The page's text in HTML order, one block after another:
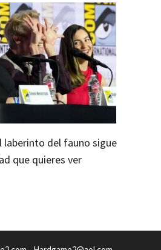
laberinto del fauno sigue
que quieres ver